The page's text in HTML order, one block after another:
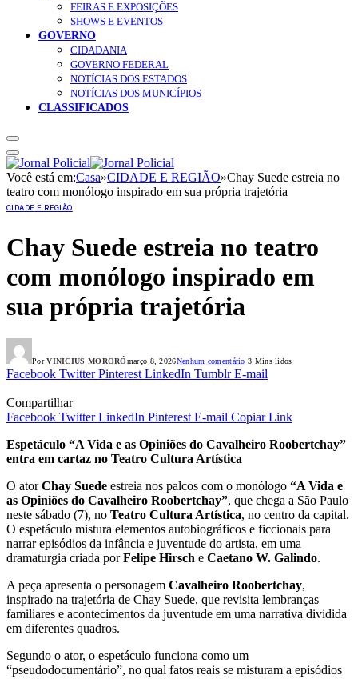
FEIRAS E EXPOSIÇÕES
SHOWS E EVENTOS
GOVERNO
CIDADANIA
GOVERNO FEDERAL
NOTÍCIAS DOS ESTADOS
NOTÍCIAS DOS MUNICÍPIOS
CLASSIFICADOS
Você está em:Casa»CIDADE E REGIÃO»Chay Suede estreia no
teatro com monólogo inspirado em sua própria trajetória
CIDADE E REGIÃO
Chay Suede estreia no teatro
com monólogo inspirado em
sua própria trajetória
Por VINICIUS MORORÓmarço 8, 2026Nenhum comentário 3 Mins lidos
Facebook Twitter Pinterest LinkedIn Tumblr E-mail
Compartilhar
Facebook Twitter LinkedIn Pinterest E-mail Copiar Link
Espetáculo “A Vida e as Opiniões do Cavalheiro Roobertchay”
entra em cartaz no Teatro Cultura Artística
O atorChay Suede estreia nos palcos com o monólogo “A Vida e
as Opiniões do Cavalheiro Roobertchay”, que chega a São Paulo
neste sábado (7), no Teatro Cultura Artística, no centro da capital.
O espetáculo mistura elementos autobiográficos e ficcionais para
narrar episódios da infância e juventude do artista, em uma
dramaturgia criada porFelipe Hirsch e Caetano W. Galindo.
A peça apresenta o personagem Cavalheiro Roobertchay,
inspirado na trajetória de Chay Suede, que revisita lembranças
familiares e acontecimentos da juventude em uma narrativa dividida
em diferentes quadros.
Segundo o ator, o espetáculo funciona como um
“pseudodocumentário”, no qual fatos reais se misturam a episódios